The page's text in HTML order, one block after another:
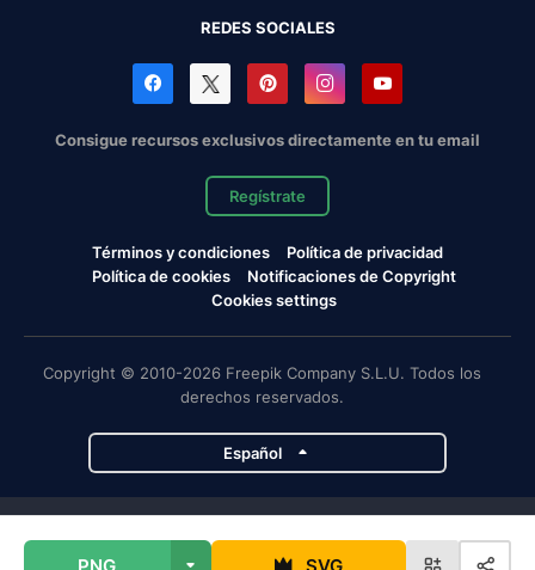
REDES SOCIALES
Consigue recursos exclusivos directamente en tu email
Regístrate
Términos y condiciones
Política de privacidad
Política de cookies
Notificaciones de Copyright
Cookies settings
Copyright © 2010-2026 Freepik Company S.L.U. Todos los
derechos reservados.
Español